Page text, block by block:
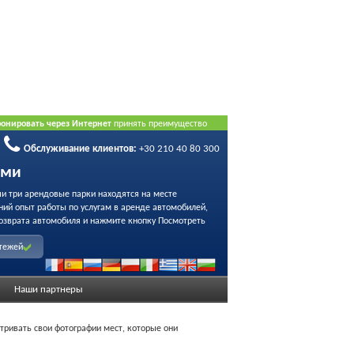
через Интернет принять преимущество
Обслуживание клиентов: +30 210 40 80 300
три арендовые парки находятся на месте
опыт работы по услугам в аренде автомобилей,
автомобиля и нажмите кнопку Посмотреть
Наши партнеры
свои фотографии мест, которые они